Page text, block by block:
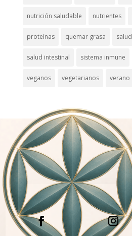
nutrición saludable nutrientes
proteínas quemar grasa salud
salud intestinal sistema inmune
veganos vegetarianos verano